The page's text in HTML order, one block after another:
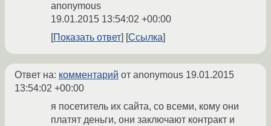
anonymous
19.01.2015 13:54:02 +00:00
Показать ответ
Ссылка
Ответ на: комментарий от anonymous 19.01.2015
13:54:02 +00:00
я посетитель их сайта, со всеми, кому они
платят деньги, они заключают контракт и